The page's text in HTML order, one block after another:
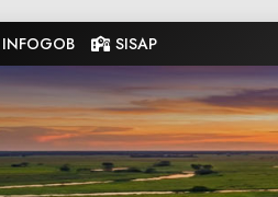
INFOGOB SISAP